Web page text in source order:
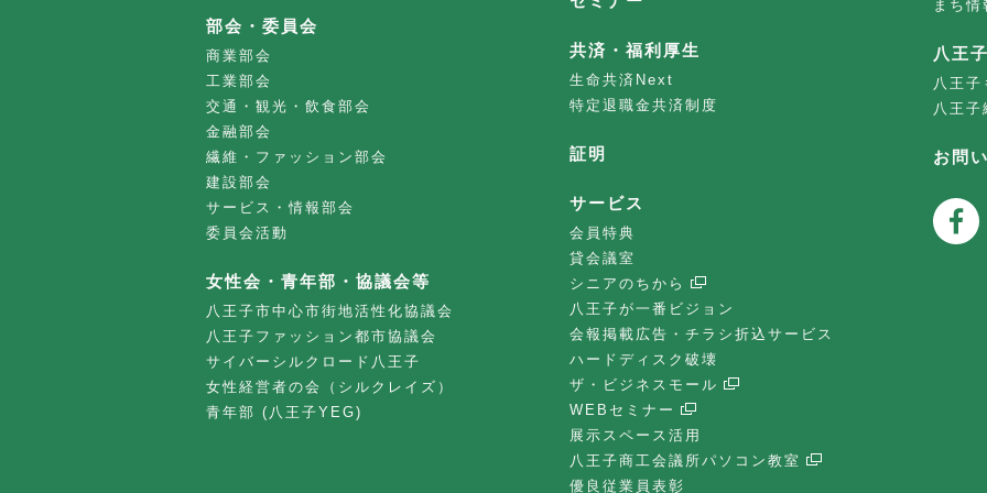
部会・委員会
商業部会
工業部会
交通・観光・飲食部会
金融部会
繊維・ファッション部会
建設部会
サービス・情報部会
委員会活動
女性会・青年部・協議会等
八王子市中心市街地活性化協議会
八王子ファッション都市協議会
サイバーシルクロード八王子
女性経営者の会（シルクレイズ）
青年部 (八王子YEG)
共済・福利厚生
生命共済Next
特定退職金共済制度
証明
サービス
会員特典
貸会議室
シニアのちから
八王子が一番ビジョン
会報掲載広告・チラシ折込サービス
ハードディスク破壊
ザ・ビジネスモール
WEBセミナー
展示スペース活用
八王子商工会議所パソコン教室
優良従業員表彰
まち
八王
八王子
八王子
お問